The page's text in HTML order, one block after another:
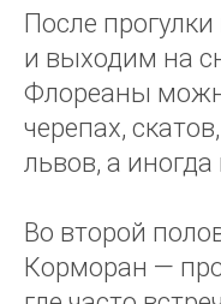
После
и выходим на
Флореаны
черепах,
львов, а иногда
Во второй
Корморан —